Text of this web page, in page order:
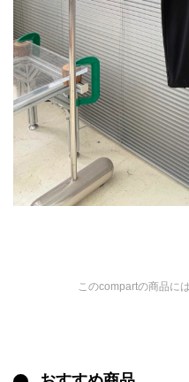
このcompartの商品に